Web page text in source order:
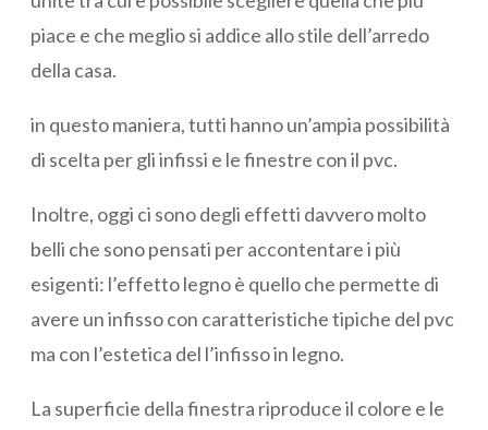
piace e che meglio si addice allo stile dell’arredo
della casa.
in questo maniera, tutti hanno un’ampia possibilità
di scelta per gli infissi e le finestre con il pvc.
Inoltre, oggi ci sono degli effetti davvero molto
belli che sono pensati per accontentare i più
esigenti: l’effetto legno è quello che permette di
avere un infisso con caratteristiche tipiche del pvc
ma con l’estetica del l’infisso in legno.
La superficie della finestra riproduce il colore e le